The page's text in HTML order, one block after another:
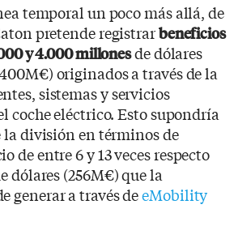
temporal un poco más allá, de
pretende registrarbeneficios
y 4.000 millonesde dólares
originados a través de la
sistemas y servicios
coche eléctrico. Esto supondría
división en términos de
de entre 6 y 13 veces respecto
dólares (256M€) que la
generar a través deeMobility